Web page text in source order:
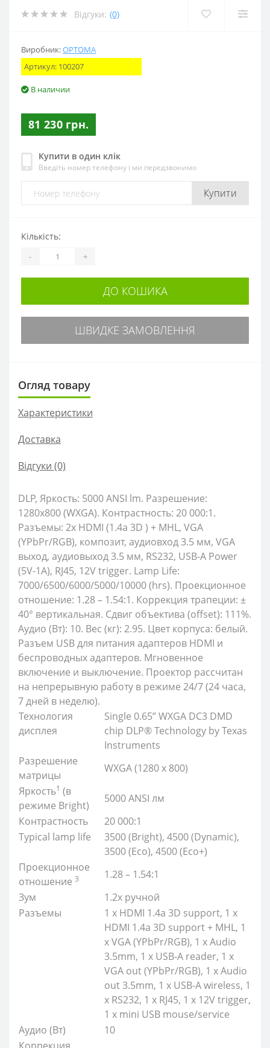
Відгуки: (0)
Виробник:OPTOMA
Артикул: 100207
В наличии
81 230 грн.
Купити в один клік
Введіть номер телефону і ми передзвонимо
Купити
Кількість:
- +
ДО КОШИКА
ШВИДКЕ ЗАМОВЛЕННЯ
Огляд товару
Характеристики
Доставка
Відгуки (0)
DLP, Яркость: 5000 ANSI lm. Разрешение:
1280х800 (WXGA). Контрастность: 20 000:1.
Разъемы: 2x HDMI (1.4a 3D ) + MHL, VGA
(YPbPr/RGB), композит, аудиовход 3.5 мм, VGA
выход, аудиовыход 3.5 мм, RS232, USB-A Power
(5V-1A), RJ45, 12V trigger. Lamp Life:
7000/6500/6000/5000/10000 (hrs). Проекционное
отношение: 1.28 – 1.54:1. Коррекция трапеции: ±
40° вертикальная. Сдвиг объектива (offset): 111%.
Аудио (Вт): 10. Вес (кг): 2.95. Цвет корпуса: белый.
Разъем USB для питания адаптеров HDMI и
беспроводных адаптеров. Мгновенное
включение и выключение. Проектор рассчитан
на непрерывную работу в режиме 24/7 (24 часа,
7 дней в неделю).
Технология
дисплея
Single 0.65” WXGA DC3 DMD
chip DLP® Technology by Texas
Instruments
Разрешение
матрицы
WXGA (1280 x 800)
Яркость1 (в
режиме Bright)
5000 ANSI лм
Контрастность
20 000:1
Typical lamp life
3500 (Bright), 4500 (Dynamic),
3500 (Eco), 4500 (Eco+)
Проекционное
отношение 3
1.28 – 1.54:1
Зум
1.2x ручной
Разъемы
1 x HDMI 1.4a 3D support, 1 x
HDMI 1.4a 3D support + MHL, 1
x VGA (YPbPr/RGB), 1 x Audio
3.5mm, 1 x USB-A reader, 1 x
VGA out (YPbPr/RGB), 1 x Audio
out 3.5mm, 1 x USB-A wireless, 1
x RS232, 1 x RJ45, 1 x 12V trigger,
1 x mini USB mouse/service
Аудио (Вт)
10